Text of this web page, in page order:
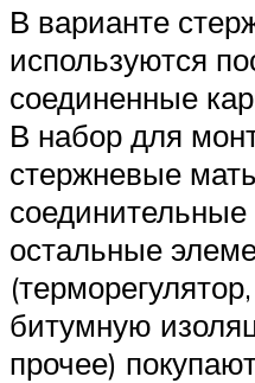
В варианте
используются
соединенные
В набор для
стержневые
остальные
битумную
прочее)